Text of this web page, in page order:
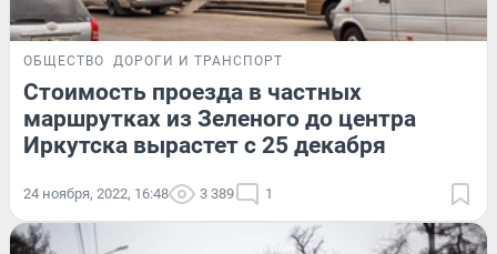
ОБЩЕСТВО ДОРОГИ И ТРАНСПОРТ
Стоимость проезда в частных
маршрутках из Зеленого до центра
Иркутска вырастет с 25 декабря
24 ноября, 2022, 16:48 3 389 1